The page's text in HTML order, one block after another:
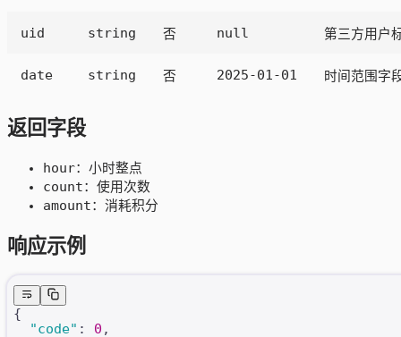
uid string 否 null 第三方用户
date string 否 2025-01-01 时间范围字段
返回字段
hour：小时整点
count：使用次数
amount：消耗积分
响应示例
{
  "code"
: 0 ,